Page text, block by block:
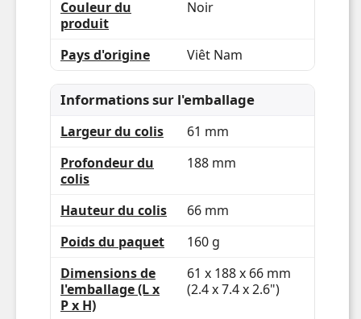
pour plus de détails.
Pensée revitalisée